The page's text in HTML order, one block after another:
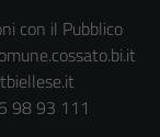
con il Pubblico
98 93 111